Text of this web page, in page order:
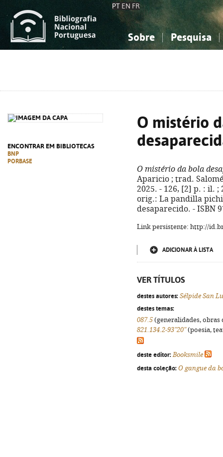
PT EN FR
Sobre Pesquisa
ENCONTRAR EM BIBLIOTECAS
BNP
PORBASE
O mistério
O mistério da bola
Aparicio ; trad.
2025. - 126, [2] p. : il. ;
orig.: La pandilla
desaparecido. - ISBN
Link persistente: http://
ADICIONAR À LISTA
VER TÍTULOS
destes autores: Sélpide San
destes temas:
087.5 (generalidades,
821.134.2-93"20"(poesia,
deste editor: Booksmile
desta coleção: O gangue da